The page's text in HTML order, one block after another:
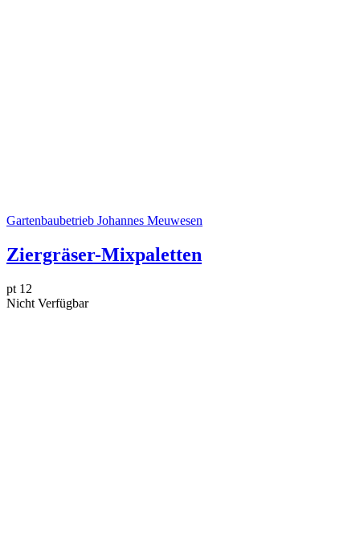
Gartenbaubetrieb Johannes Meuwesen
Ziergräser-Mixpaletten
pt 12
Nicht Verfügbar